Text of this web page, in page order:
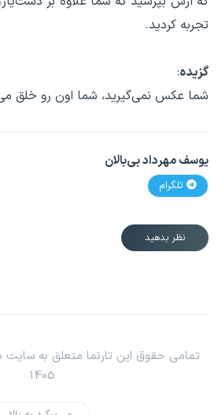
تجربه کردید.
گزیده:
شما عکس نمی‌گیرید، شما اون رو خلق
یوسف مهرداد بی‌بالان
تلگرام
نظر بدهید
1405